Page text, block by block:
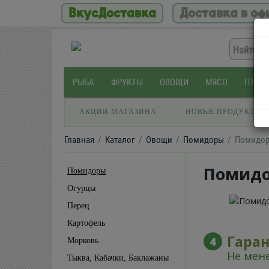
ВкусДоставка Доставка в
РЫБА ФРУКТЫ ОВОЩИ МЯСО ПТИЦА
АКЦИИ МАГАЗИНА НОВЫЕ ПРОДУКТЫ
Главная Каталог Овощи Помидоры
Помидоры
Огурцы
Перец
Картофель
Морковь
Тыква, Кабачки, Баклажаны
4
Не